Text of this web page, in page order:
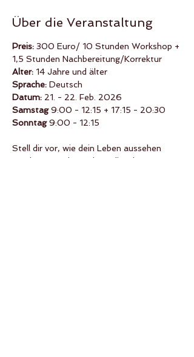
Über die Veranstaltung
Preis: 300 Euro/ 10 Stunden Workshop +
1,5 Stunden Nachbereitung/Korrektur
Alter: 14 Jahre und älter
Sprache: Deutsch
Datum: 21. - 22. Feb. 2026
Samstag 9:00 - 12:15 + 17:15 - 20:30
Sonntag 9:00 - 12:15
Stell dir vor, wie dein Leben aussehen
würde, wenn du rund um die Uhr